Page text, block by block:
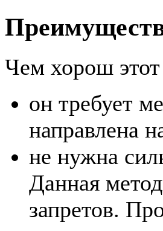
Чем хорош
он требует
направлена
не нужна
Данная
запретов.